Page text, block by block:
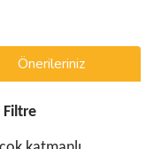
Önerileriniz
Filtre